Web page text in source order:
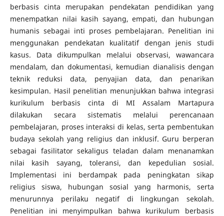
berbasis cinta merupakan pendekatan pendidikan yang
menempatkan nilai kasih sayang, empati, dan hubungan
humanis sebagai inti proses pembelajaran. Penelitian ini
menggunakan pendekatan kualitatif dengan jenis studi
kasus. Data dikumpulkan melalui observasi, wawancara
mendalam, dan dokumentasi, kemudian dianalisis dengan
teknik reduksi data, penyajian data, dan penarikan
kesimpulan. Hasil penelitian menunjukkan bahwa integrasi
kurikulum berbasis cinta di MI Assalam Martapura
dilakukan secara sistematis melalui perencanaan
pembelajaran, proses interaksi di kelas, serta pembentukan
budaya sekolah yang religius dan inklusif. Guru berperan
sebagai fasilitator sekaligus teladan dalam menanamkan
nilai kasih sayang, toleransi, dan kepedulian sosial.
Implementasi ini berdampak pada peningkatan sikap
religius siswa, hubungan sosial yang harmonis, serta
menurunnya perilaku negatif di lingkungan sekolah.
Penelitian ini menyimpulkan bahwa kurikulum berbasis